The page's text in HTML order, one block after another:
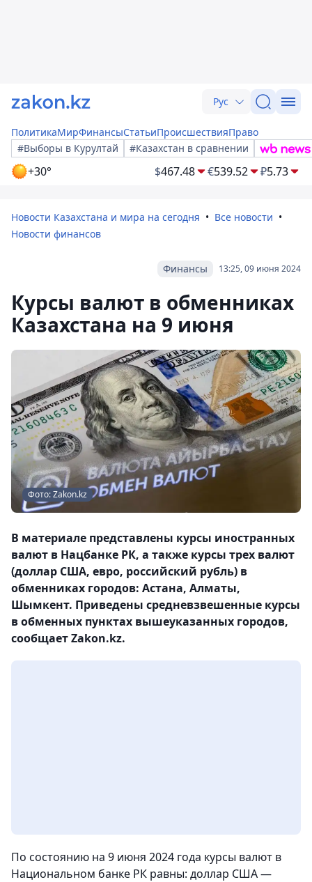
Рус
ПолитикаМирФинансыСтатьиПроисшествияПраво
#Выборы в Курултай
#Казахстан в сравнении
+30° $467.48 €539.52 ₽5.73
Новости Казахстана и мира на сегодня
Все новости
Новости финансов
13:25, 09 июня 2024
Финансы
Курсы валют в обменниках
Казахстана на 9 июня
Фото: Zakon.kz
В материале представлены курсы иностранных
валют в Нацбанке РК, а также курсы трех валют
(доллар США, евро, российский рубль) в
обменниках городов: Астана, Алматы,
Шымкент. Приведены средневзвешенные курсы
в обменных пунктах вышеуказанных городов,
сообщает Zakon.kz.
По состоянию на 9 июня 2024 года курсы валют в
Национальном банке РК равны: доллар США —